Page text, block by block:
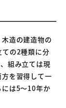
造の建造物の
の2種類に分
組み立ては現
を習得して一
には5～10年か